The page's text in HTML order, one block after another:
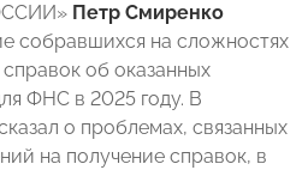
Петр Смиренко
собравшихся на сложностях
об оказанных
ФНС в 2025 году. В
о проблемах, связанных
на получение справок, в